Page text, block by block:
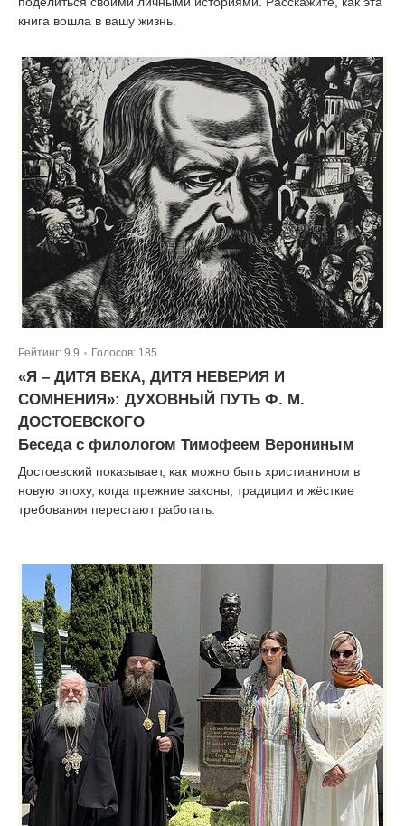
книга вошла в вашу жизнь.
Рейтинг: 9.9 Голосов: 185
«Я – ДИТЯ ВЕКА, ДИТЯ НЕВЕРИЯ И
СОМНЕНИЯ»: ДУХОВНЫЙ ПУТЬ Ф. М.
ДОСТОЕВСКОГО
Беседа с филологом Тимофеем Верониным
Достоевский показывает, как можно быть христианином в
новую эпоху, когда прежние законы, традиции и жёсткие
требования перестают работать.